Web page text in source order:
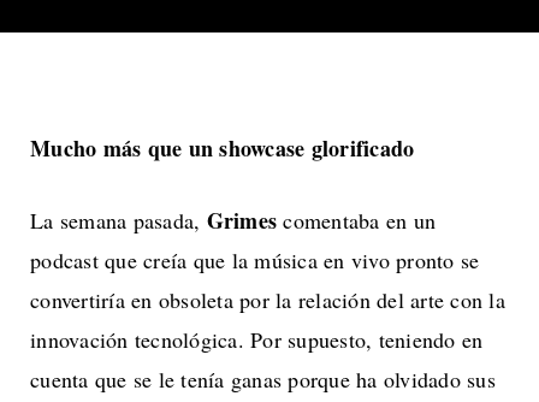
Mucho más que un showcase glorificado
La semana pasada, Grimes comentaba en un
podcast que creía que la música en vivo pronto se
convertiría en obsoleta por la relación del arte con la
innovación tecnológica. Por supuesto, teniendo en
cuenta que se le tenía ganas porque ha olvidado sus